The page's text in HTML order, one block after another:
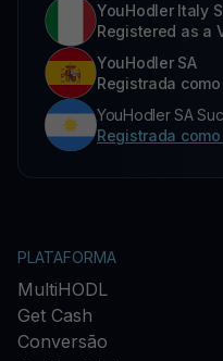
YouHodler Italy
Registered as a
YouHodler SA
Registrada
YouHodler SA
Registrada como
PLATAFORMA
MultiHODL
Get Cash
Conversão